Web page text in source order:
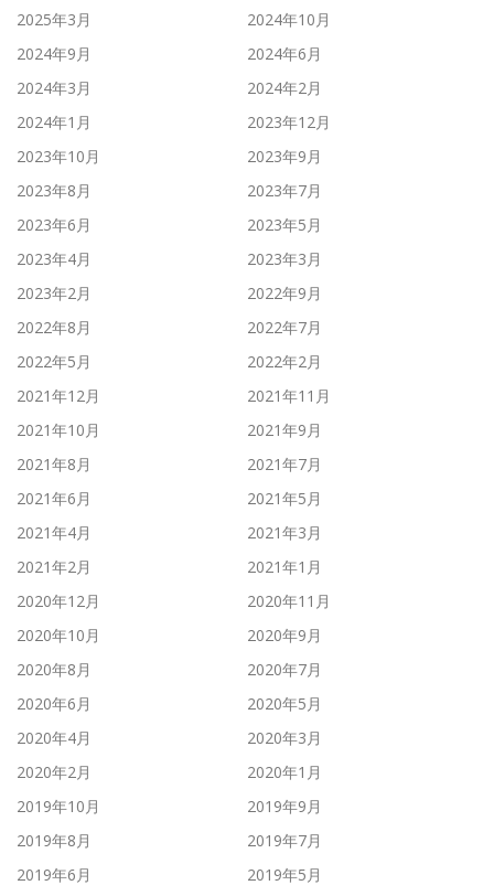
2025年3月
2024年10月
2024年9月
2024年6月
2024年3月
2024年2月
2024年1月
2023年12月
2023年10月
2023年9月
2023年8月
2023年7月
2023年6月
2023年5月
2023年4月
2023年3月
2023年2月
2022年9月
2022年8月
2022年7月
2022年5月
2022年2月
2021年12月
2021年11月
2021年10月
2021年9月
2021年8月
2021年7月
2021年6月
2021年5月
2021年4月
2021年3月
2021年2月
2021年1月
2020年12月
2020年11月
2020年10月
2020年9月
2020年8月
2020年7月
2020年6月
2020年5月
2020年4月
2020年3月
2020年2月
2020年1月
2019年10月
2019年9月
2019年8月
2019年7月
2019年6月
2019年5月